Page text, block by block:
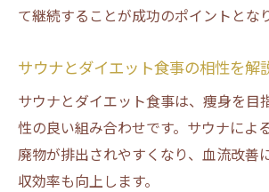
て継続することが成功のポイントとな
サウナとダイエット食事の相性を解
サウナとダイエット食事は、痩身を目
性の良い組み合わせです。サウナによ
廃物が排出されやすくなり、血流改善
収効率も向上します。